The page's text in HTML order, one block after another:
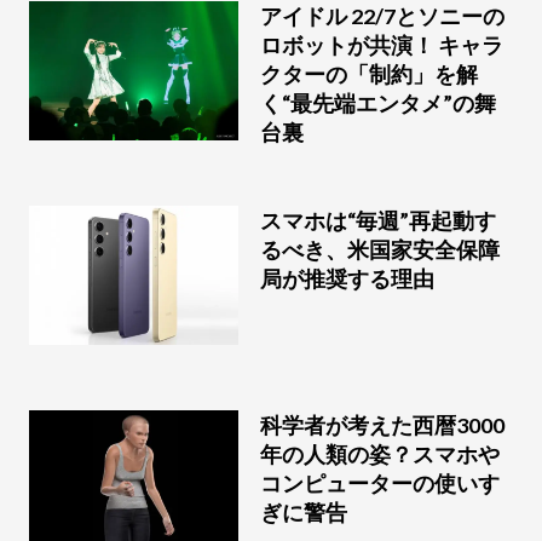
アイドル 22/7とソニーの
ロボットが共演！ キャラ
クターの「制約」を解
く“最先端エンタメ”の舞
台裏
スマホは“毎週”再起動す
るべき、米国家安全保障
局が推奨する理由
科学者が考えた西暦3000
年の人類の姿？スマホや
コンピューターの使いす
ぎに警告